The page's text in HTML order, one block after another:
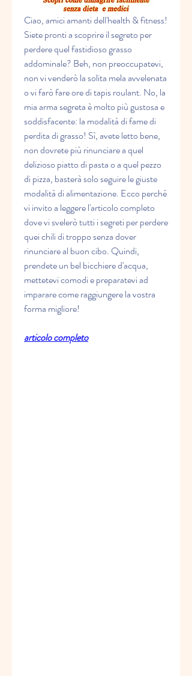
Ciao, amici amanti dell'health & fitness!
Siete pronti a scoprire il segreto per
perdere quel fastidioso grasso
addominale? Beh, non preoccupatevi,
non vi venderò la solita mela avvelenata
o vi farò fare ore di tapis roulant. No, la
mia arma segreta è molto più gustosa e
soddisfacente: la modalità di fame di
perdita di grasso! Sì, avete letto bene,
non dovrete più rinunciare a quel
delizioso piatto di pasta o a quel pezzo
di pizza, basterà solo seguire le giuste
modalità di alimentazione. Ecco perché
vi invito a leggere l'articolo completo
dove vi svelerò tutti i segreti per perdere
quei chili di troppo senza dover
rinunciare al buon cibo. Quindi,
prendete un bel bicchiere d'acqua,
mettetevi comodi e preparatevi ad
imparare come raggiungere la vostra
forma migliore!
articolo completo